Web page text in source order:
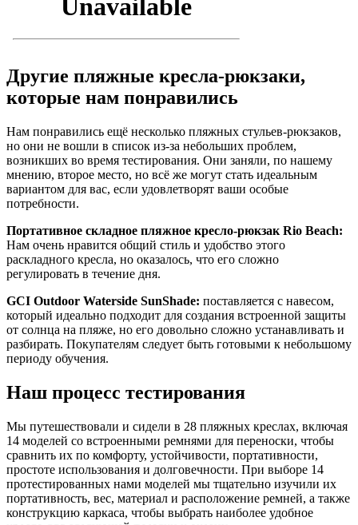
Другие пляжные кресла-рюкзаки,
которые нам понравились
Нам понравились ещё несколько пляжных стульев-рюкзаков,
но они не вошли в список из-за небольших проблем,
возникших во время тестирования. Они заняли, по нашему
мнению, второе место, но всё же могут стать идеальным
вариантом для вас, если удовлетворят ваши особые
потребности.
Портативное складное пляжное кресло-рюкзак Rio Beach:
Нам очень нравится общий стиль и удобство этого
раскладного кресла, но оказалось, что его сложно
регулировать в течение дня.
GCI Outdoor Waterside SunShade: поставляется с навесом,
который идеально подходит для создания встроенной защиты
от солнца на пляже, но его довольно сложно устанавливать и
разбирать. Покупателям следует быть готовыми к небольшому
периоду обучения.
Наш процесс тестирования
Мы путешествовали и сидели в 28 пляжных креслах, включая
14 моделей со встроенными ремнями для переноски, чтобы
сравнить их по комфорту, устойчивости, портативности,
простоте использования и долговечности. При выборе 14
протестированных нами моделей мы тщательно изучили их
портативность, вес, материал и расположение ремней, а также
конструкцию каркаса, чтобы выбрать наиболее удобное